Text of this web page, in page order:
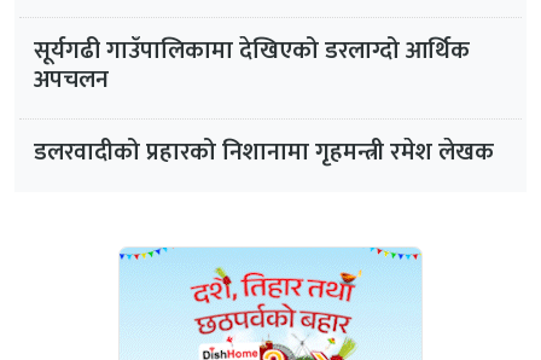
सूर्यगढी गाउँपालिकामा देखिएको डरलाग्दो आर्थिक
अपचलन
डलरवादीको प्रहारको निशानामा गृहमन्त्री रमेश लेखक